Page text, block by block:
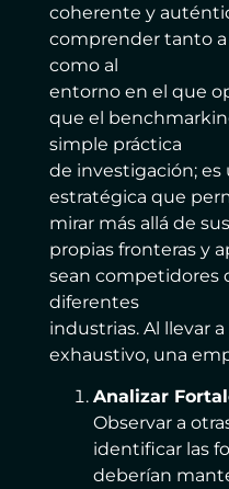
coherente y
comprender tanto a
como al
entorno en el que
que el
simple práctica
de investigación;
estratégica que
mirar más allá de sus
propias fronteras y
sean competidores
diferentes
industrias. Al llevar
exhaustivo, una
Analizar
Observar a
identificar las
deberían